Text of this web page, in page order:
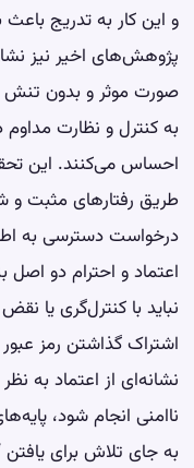
و این کار به تدریج
پژوهش‌های اخیر نیز
صورت موثر و بدون تنش با
به کنترل و نظارت
احساس می‌کنند. این
طریق رفتارهای مثبت و
درخواست دسترسی به
اعتماد و احترام دو
نباید با کنترل‌گری یا
اشتراک گذاشتن رمز
نشانه‌ای از اعتماد به
ناامنی انجام شود،
به جای تلاش برای